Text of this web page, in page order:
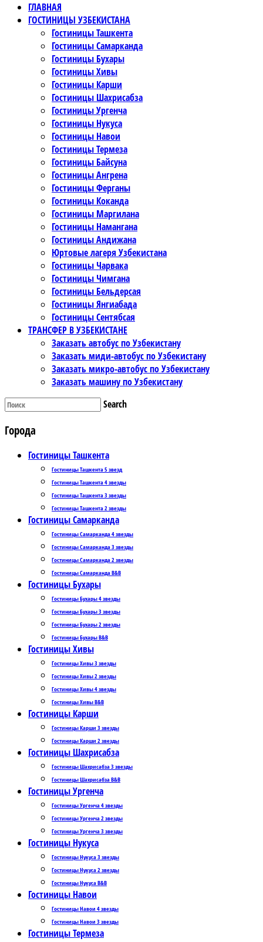
ГЛАВНАЯ
ГОСТИНИЦЫ УЗБЕКИСТАНА
Гостиницы Ташкента
Гостиницы Самарканда
Гостиницы Бухары
Гостиницы Хивы
Гостиницы Карши
Гостиницы Шахрисабза
Гостиницы Ургенча
Гостиницы Нукуса
Гостиницы Навои
Гостиницы Термеза
Гостиницы Байсуна
Гостиницы Ангрена
Гостиницы Ферганы
Гостиницы Коканда
Гостиницы Маргилана
Гостиницы Намангана
Гостиницы Андижана
Юртовые лагеря Узбекистана
Гостиницы Чарвака
Гостиницы Чимгана
Гостиницы Бельдерсая
Гостиницы Янгиабада
Гостиницы Сентябсая
ТРАНСФЕР В УЗБЕКИСТАНЕ
Заказать автобус по Узбекистану
Заказать миди-автобус по Узбекистану
Заказать микро-автобус по Узбекистану
Заказать машину по Узбекистану
Search
Города
Гостиницы Ташкента
Гостиницы Ташкента 5 звезд
Гостиницы Ташкента 4 звезды
Гостиницы Ташкента 3 звезды
Гостиницы Ташкента 2 звезды
Гостиницы Самарканда
Гостиницы Самарканда 4 звезды
Гостиницы Самарканда 3 звезды
Гостиницы Самарканда 2 звезды
Гостиницы Самарканда B&B
Гостиницы Бухары
Гостиницы Бухары 4 звезды
Гостиницы Бухары 3 звезды
Гостиницы Бухары 2 звезды
Гостиницы Бухары B&B
Гостиницы Хивы
Гостиницы Хивы 3 звезды
Гостиницы Хивы 2 звезды
Гостиницы Хивы 4 звезды
Гостиницы Хивы B&B
Гостиницы Карши
Гостиницы Карши 3 звезды
Гостиницы Карши 2 звезды
Гостиницы Шахрисабза
Гостиницы Шахрисабза 3 звезды
Гостиницы Шахрисабза B&B
Гостиницы Ургенча
Гостиницы Ургенча 4 звезды
Гостиницы Ургенча 2 звезды
Гостиницы Ургенча 3 звезды
Гостиницы Нукуса
Гостиницы Нукуса 3 звезды
Гостиницы Нукуса 2 звезды
Гостиницы Нукуса B&B
Гостиницы Навои
Гостиницы Навои 4 звезды
Гостиницы Навои 3 звезды
Гостиницы Термеза